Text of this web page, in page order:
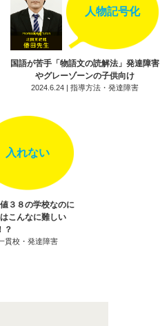
人物記号化
国語が苦手「物語文の読解法」発達障害
やグレーゾーンの子供向け
2024.6.24 | 指導方法・発達障害
入れない
３８の学校なのに
こんなに難しい
？
貫校・発達障害